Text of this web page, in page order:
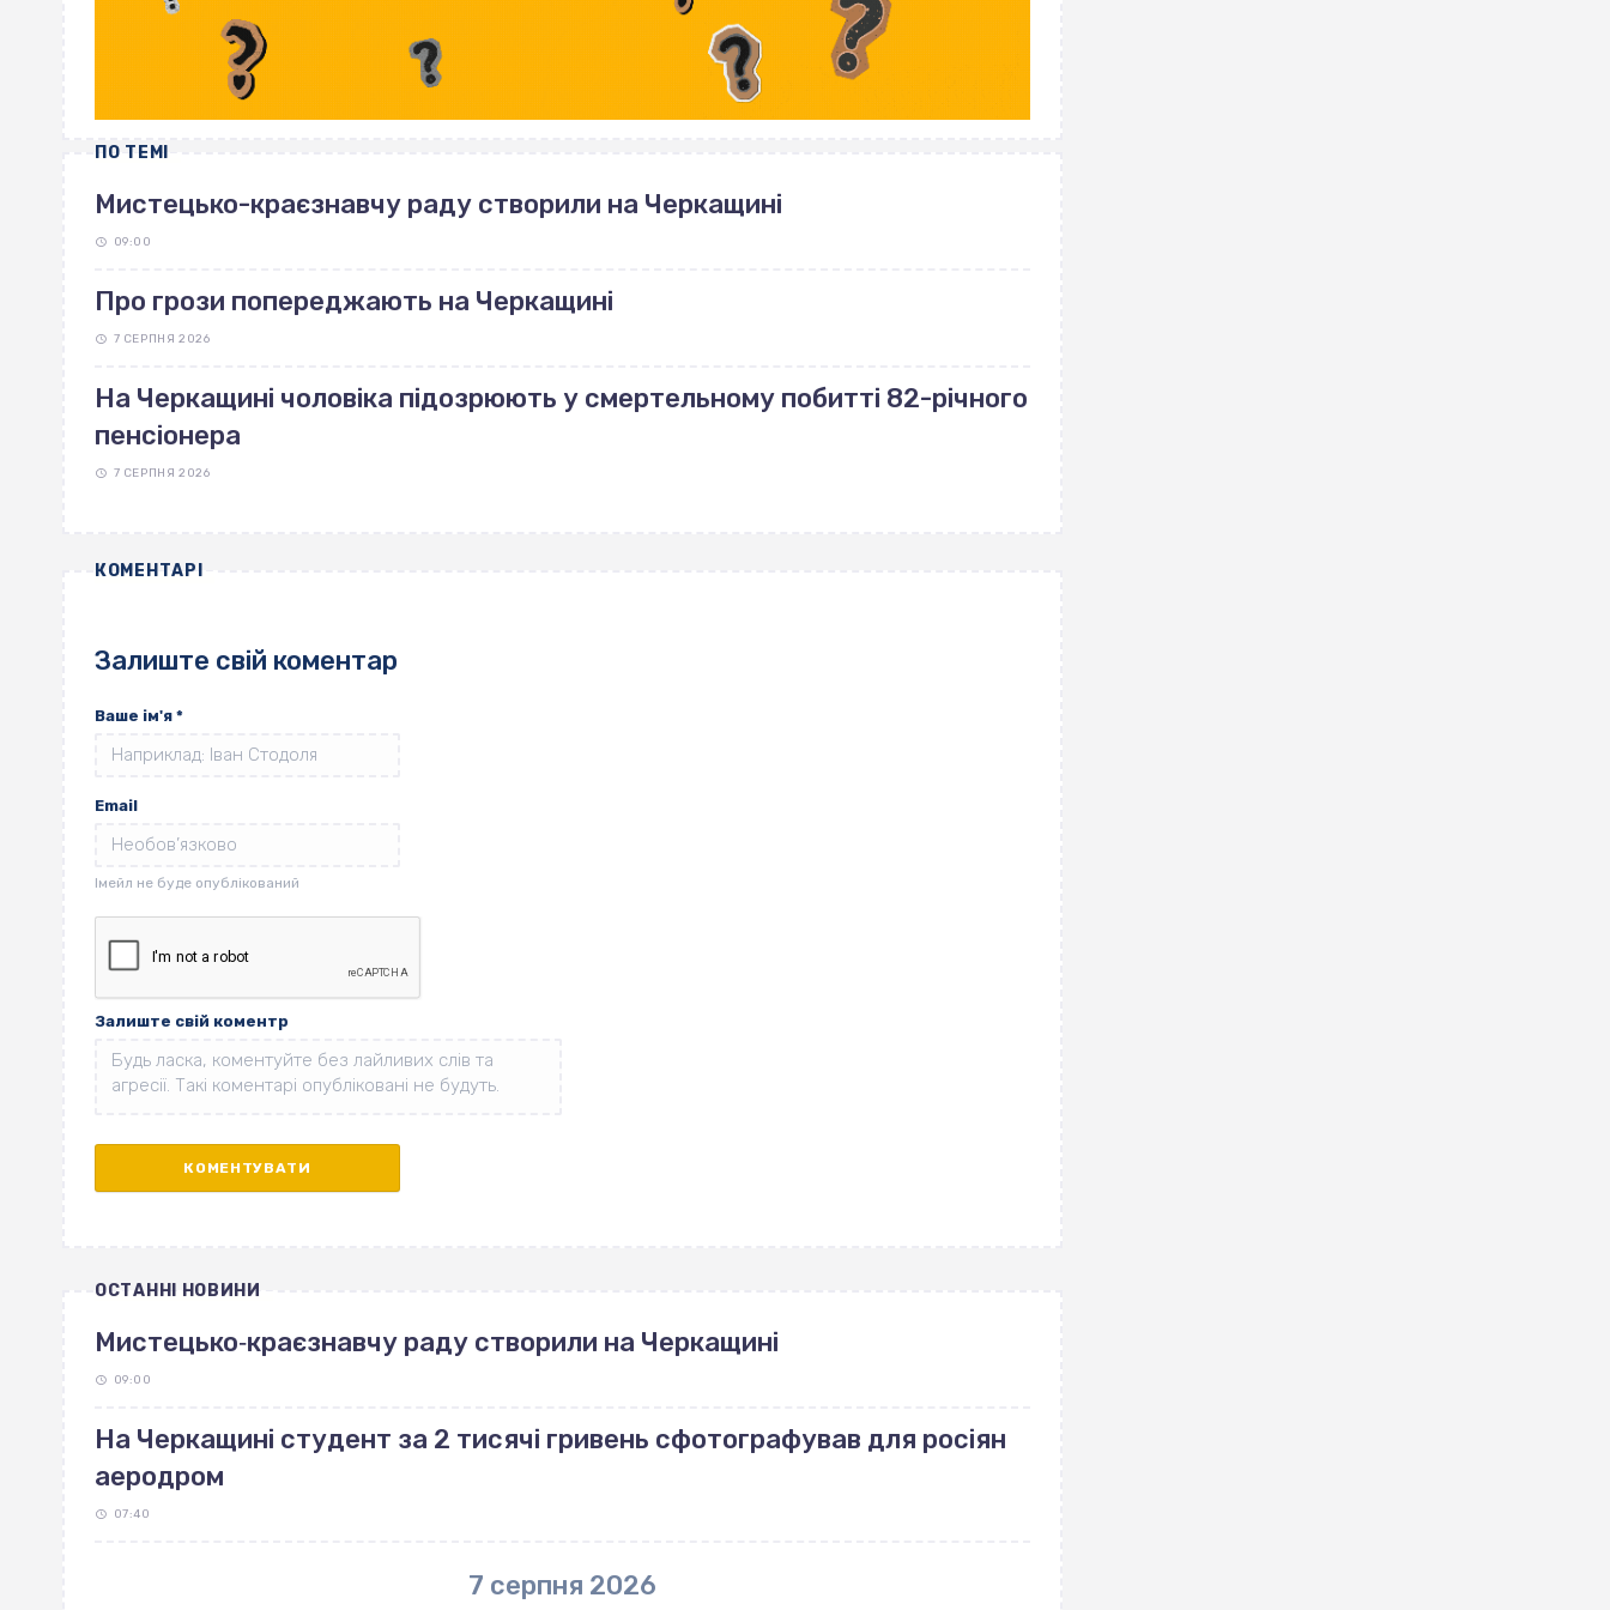
ПО ТЕМІ
Мистецько-краєзнавчу раду створили на Черкащині
09:00
Про грози попереджають на Черкащині
7 СЕРПНЯ 2026
На Черкащині чоловіка підозрюють у смертельному побитті 82-річного
пенсіонера
7 СЕРПНЯ 2026
КОМЕНТАРІ
Залиште свій коментар
Ваше ім'я *
Email
Залиште свій коментр
ОСТАННІ НОВИНИ
Мистецько‐краєзнавчу раду створили на Черкащині
09:00
На Черкащині студент за 2 тисячі гривень сфотографував для росіян
аеродром
07:40
7 серпня 2026